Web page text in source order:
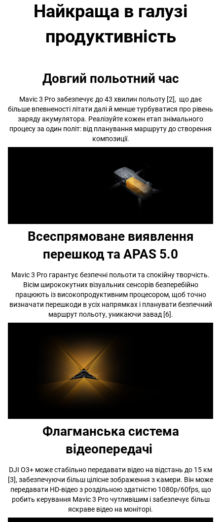
Найкраща в галузі
продуктивність
Довгий польотний час
Mavic 3 Pro забезпечує до 43 хвилин польоту [2], що дає
більше впевненості літати далі й менше турбуватися про рівень
заряду акумулятора. Реалізуйте кожен етап знімального
процесу за один політ: від планування маршруту до створення
композиції.
Всеспрямоване виявлення
перешкод та APAS 5.0
Mavic 3 Pro гарантує безпечні польоти та спокійну творчість.
Вісім ширококутних візуальних сенсорів безперебійно
працюють із високопродуктивним процесором, щоб точно
визначати перешкоди в усіх напрямках і планувати безпечний
маршрут польоту, уникаючи завад [6].
Флагманська система
відеопередачі
DJI O3+ може стабільно передавати відео на відстань до 15 км
[3], забезпечуючи більш цілісне зображення з камери. Він може
передавати HD-відео з роздільною здатністю 1080p/60fps, що
робить керування Mavic 3 Pro чутливішим і забезпечує більш
яскраве відео на моніторі.